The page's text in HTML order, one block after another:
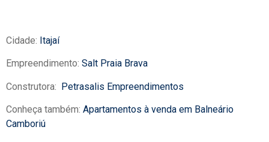
Cidade: Itajaí
Empreendimento: Salt Praia Brava
Construtora: Petrasalis Empreendimentos
Conheça também: Apartamentos à venda em Balneário
Camboriú